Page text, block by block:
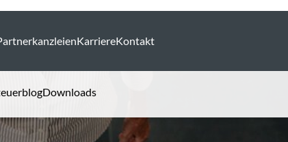
KarriereKontakt
Downloads